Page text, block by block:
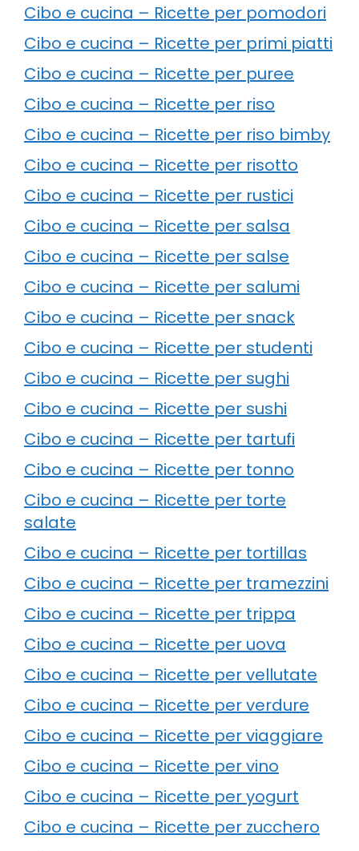
Cibo e cucina – Ricette per pomodori
Cibo e cucina – Ricette per primi piatti
Cibo e cucina – Ricette per puree
Cibo e cucina – Ricette per riso
Cibo e cucina – Ricette per riso bimby
Cibo e cucina – Ricette per risotto
Cibo e cucina – Ricette per rustici
Cibo e cucina – Ricette per salsa
Cibo e cucina – Ricette per salse
Cibo e cucina – Ricette per salumi
Cibo e cucina – Ricette per snack
Cibo e cucina – Ricette per studenti
Cibo e cucina – Ricette per sughi
Cibo e cucina – Ricette per sushi
Cibo e cucina – Ricette per tartufi
Cibo e cucina – Ricette per tonno
Cibo e cucina – Ricette per torte
salate
Cibo e cucina – Ricette per tortillas
Cibo e cucina – Ricette per tramezzini
Cibo e cucina – Ricette per trippa
Cibo e cucina – Ricette per uova
Cibo e cucina – Ricette per vellutate
Cibo e cucina – Ricette per verdure
Cibo e cucina – Ricette per viaggiare
Cibo e cucina – Ricette per vino
Cibo e cucina – Ricette per yogurt
Cibo e cucina – Ricette per zucchero